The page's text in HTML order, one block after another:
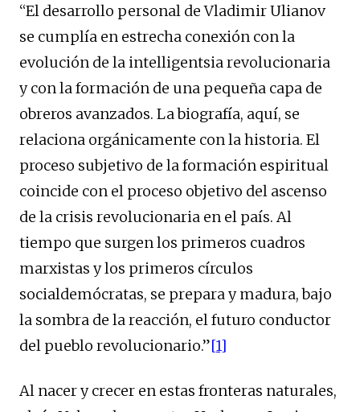
“El desarrollo personal de Vladimir Ulianov
se cumplía en estrecha conexión con la
evolución de la intelligentsia revolucionaria
y con la formación de una pequeña capa de
obreros avanzados. La biografía, aquí, se
relaciona orgánicamente con la historia. El
proceso subjetivo de la formación espiritual
coincide con el proceso objetivo del ascenso
de la crisis revolucionaria en el país. Al
tiempo que surgen los primeros cuadros
marxistas y los primeros círculos
socialdemócratas, se prepara y madura, bajo
la sombra de la reacción, el futuro conductor
del pueblo revolucionario.”[1]
Al nacer y crecer en estas fronteras naturales,